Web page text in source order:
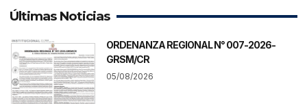
Últimas Noticias
ORDENANZA REGIONAL N° 007-2026-
GRSM/CR
05/08/2026